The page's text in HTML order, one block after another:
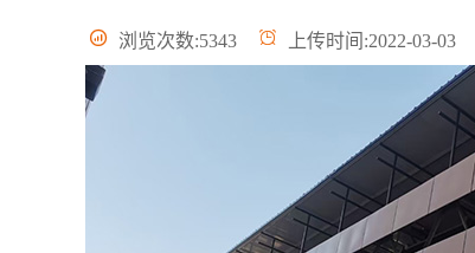
 浏览次数:5343  上传时间:2022-03-03